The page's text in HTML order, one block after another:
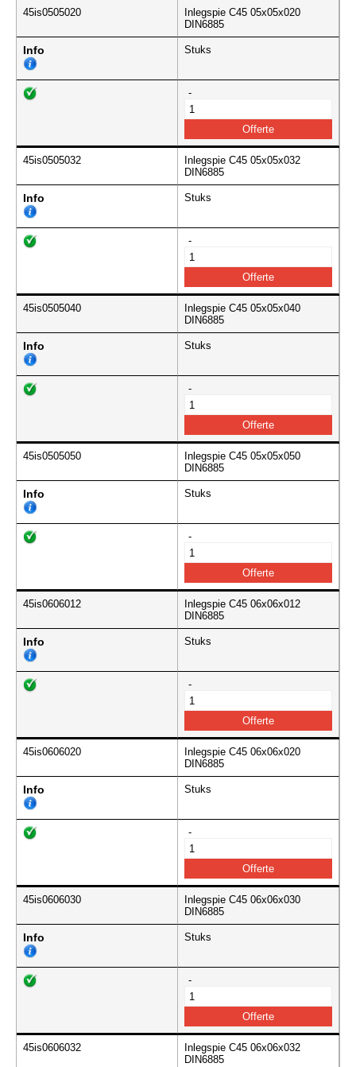
45is0505020
Inlegspie C45 05x05x020
DIN6885
Info Stuks
-
45is0505032
Inlegspie C45 05x05x032
DIN6885
Info Stuks
-
45is0505040
Inlegspie C45 05x05x040
DIN6885
Info Stuks
-
45is0505050
Inlegspie C45 05x05x050
DIN6885
Info Stuks
-
45is0606012
Inlegspie C45 06x06x012
DIN6885
Info Stuks
-
45is0606020
Inlegspie C45 06x06x020
DIN6885
Info Stuks
-
45is0606030
Inlegspie C45 06x06x030
DIN6885
Info Stuks
-
45is0606032
Inlegspie C45 06x06x032
DIN6885